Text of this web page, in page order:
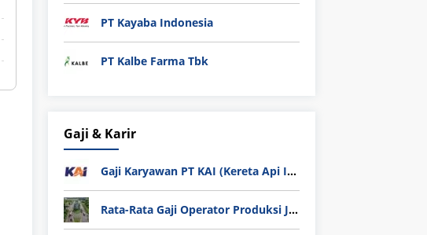
PT Kayaba Indonesia
PT Kalbe Farma Tbk
Gaji & Karir
Gaji Karyawan PT KAI (Kereta Api Indonesia) Update 2025
Rata-Rata Gaji Operator Produksi Jabodetabek 2025: Bedah Tuntas UMK, Lemburan, dan Realita Hidup Buruh